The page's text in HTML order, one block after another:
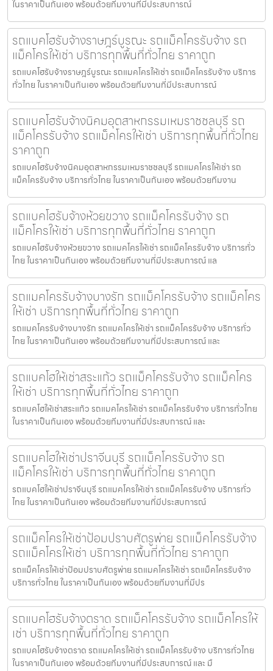
ในราคาเป็นกันเอง พร้อมด้วยทีมงานที่มีประสบการณ์
รถแบคโฮรับจ้างราษฎร์บูรณะ รถแม็คโครรับจ้าง รถ
แม็คโครให้เช่า บริการทุกพื้นที่ทั่วไทย ราคาถูก
รถแบคโฮรับจ้างราษฎร์บูรณะ รถแมคโครให้เช่า รถแม็คโครรับจ้าง บริการ
ทั่วไทย ในราคาเป็นกันเอง พร้อมด้วยทีมงานที่มีประสบการณ์
รถแบคโฮรับจ้างนิคมอุตสาหกรรมเหมราชชลบุรี รถ
แม็คโครรับจ้าง รถแม็คโครให้เช่า บริการทุกพื้นที่ทั่วไทย
ราคาถูก
รถแบคโฮรับจ้างนิคมอุตสาหกรรมเหมราชชลบุรี รถแมคโครให้เช่า รถ
แม็คโครรับจ้าง บริการทั่วไทย ในราคาเป็นกันเอง พร้อมด้วยทีมงาน
รถแบคโฮรับจ้างห้วยขวาง รถแม็คโครรับจ้าง รถ
แม็คโครให้เช่า บริการทุกพื้นที่ทั่วไทย ราคาถูก
รถแบคโฮรับจ้างห้วยขวาง รถแมคโครให้เช่า รถแม็คโครรับจ้าง บริการทั่ว
ไทย ในราคาเป็นกันเอง พร้อมด้วยทีมงานที่มีประสบการณ์ แล
รถแมคโครรับจ้างบางรัก รถแม็คโครรับจ้าง รถแม็คโคร
ให้เช่า บริการทุกพื้นที่ทั่วไทย ราคาถูก
รถแมคโครรับจ้างบางรัก รถแมคโครให้เช่า รถแม็คโครรับจ้าง บริการทั่ว
ไทย ในราคาเป็นกันเอง พร้อมด้วยทีมงานที่มีประสบการณ์ และ
รถแบคโฮให้เช่าสระแก้ว รถแม็คโครรับจ้าง รถแม็คโคร
ให้เช่า บริการทุกพื้นที่ทั่วไทย ราคาถูก
รถแบคโฮให้เช่าสระแก้ว รถแมคโครให้เช่า รถแม็คโครรับจ้าง บริการทั่วไทย
ในราคาเป็นกันเอง พร้อมด้วยทีมงานที่มีประสบการณ์ และ
รถแบคโฮให้เช่าปราจีนบุรี รถแม็คโครรับจ้าง รถ
แม็คโครให้เช่า บริการทุกพื้นที่ทั่วไทย ราคาถูก
รถแบคโฮให้เช่าปราจีนบุรี รถแมคโครให้เช่า รถแม็คโครรับจ้าง บริการทั่ว
ไทย ในราคาเป็นกันเอง พร้อมด้วยทีมงานที่มีประสบการณ์
รถแม็คโครให้เช่าป้อมปราบศัตรูพ่าย รถแม็คโครรับจ้าง
รถแม็คโครให้เช่า บริการทุกพื้นที่ทั่วไทย ราคาถูก
รถแม็คโครให้เช่าป้อมปราบศัตรูพ่าย รถแมคโครให้เช่า รถแม็คโครรับจ้าง
บริการทั่วไทย ในราคาเป็นกันเอง พร้อมด้วยทีมงานที่มีปร
รถแบคโฮรับจ้างตราด รถแม็คโครรับจ้าง รถแม็คโครให้
เช่า บริการทุกพื้นที่ทั่วไทย ราคาถูก
รถแบคโฮรับจ้างตราด รถแมคโครให้เช่า รถแม็คโครรับจ้าง บริการทั่วไทย
ในราคาเป็นกันเอง พร้อมด้วยทีมงานที่มีประสบการณ์ และ มื